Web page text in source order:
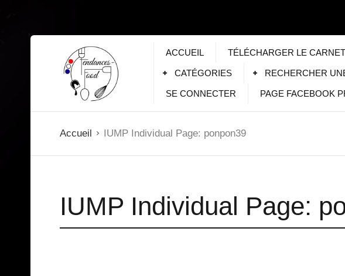
ACCUEIL TÉLÉCHARGER LE
CATÉGORIES RECHERCHER
SE CONNECTER PAGE FACEBOOK
Accueil IUMP Individual Page: ponpon39
IUMP Individual Page: